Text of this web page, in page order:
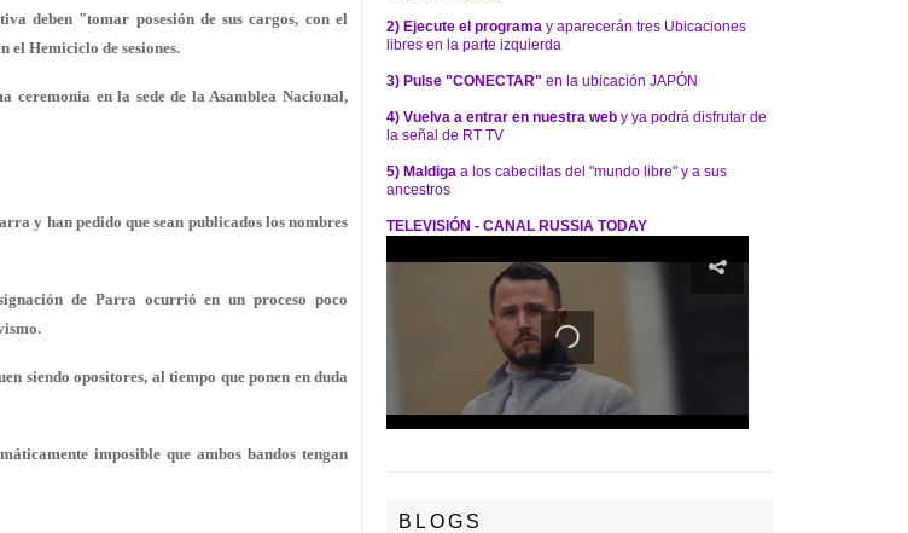
deben "tomar posesión de sus cargos, con el
el Hemiciclo de sesiones.
ceremonia en la sede de la Asamblea Nacional,
y han pedido que sean publicados los nombres
de Parra ocurrió en un proceso poco
siendo opositores, al tiempo que ponen en duda
imposible que ambos bandos tengan
2) Ejecute el programa y aparecerán tres Ubicaciones
libres en la parte izquierda
3) Pulse "CONECTAR" en la ubicación JAPÓN
4) Vuelva a entrar en nuestra web y ya podrá disfrutar de
la señal de RT TV
5) Maldiga a los cabecillas del "mundo libre" y a sus
ancestros
TELEVISIÓN - CANAL RUSSIA TODAY
BLOGS